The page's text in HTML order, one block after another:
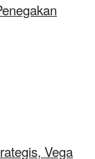
Vega